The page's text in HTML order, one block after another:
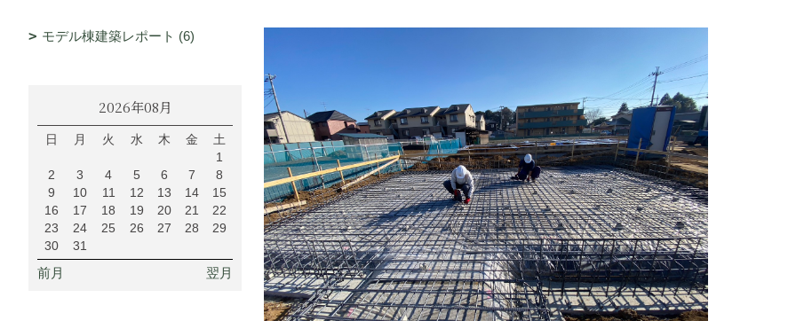
モデル棟建築レポート (6)
2026年08月
日 月 火 水 木 金
土
1
2
3 4 5 6 7
8
9
10 11 12 13 14
15
16
17 18 19 20 21
22
23
24 25 26 27 28
29
30
31
前月 翌月